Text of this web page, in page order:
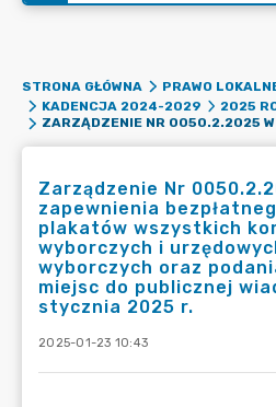
STRONA GŁÓWNA PRAWO
KADENCJA 2024-2029
2025
Zarządzenie Nr
zapewnienia
plakatów wszystkich
wyborczych i
wyborczych oraz
miejsc do publicznej
stycznia 2025 r.
2025-01-23 10:43